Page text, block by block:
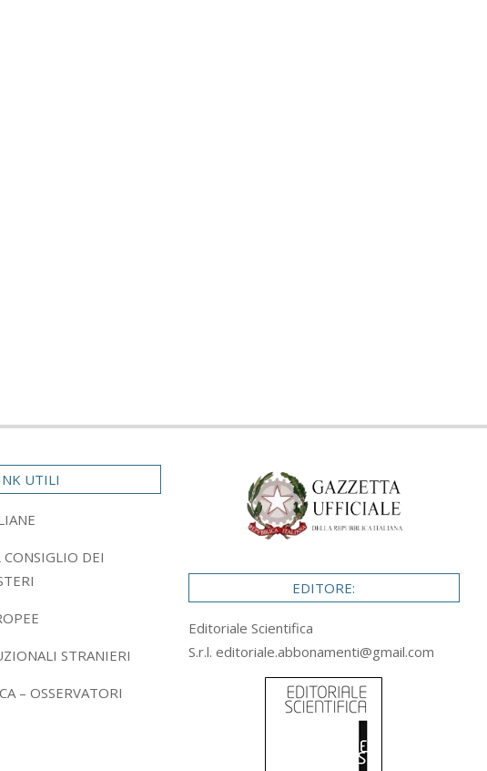
UTILI
CONSIGLIO DEI
STRANIERI
– OSSERVATORI
EDITORE:
Editoriale Scientifica
S.r.l. editoriale.abbonamenti@gmail.com